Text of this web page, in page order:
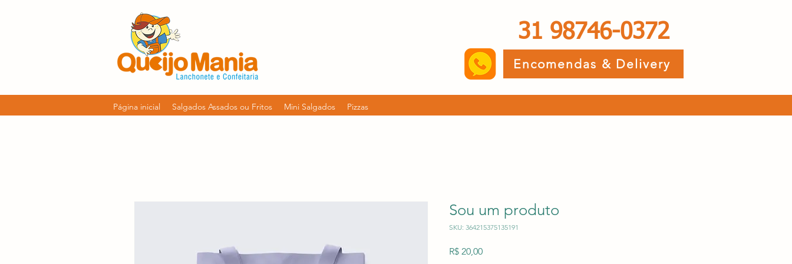
Encomendas & Delivery
31 98746-0372
Página inicial Salgados Assados ou Fritos Mini Salgados Pizzas
Sou um produto
SKU: 364215375135191
R$ 20,00Preço